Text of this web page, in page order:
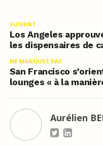
SUIVANT
Los Angeles
les dispensaires de
NE MANQUEZ PAS
San Francisco
lounges « à la
Aurélien